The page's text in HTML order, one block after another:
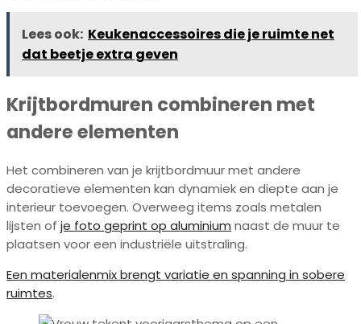
Lees ook: Keukenaccessoires die je ruimte net
dat beetje extra geven
Krijtbordmuren combineren met
andere elementen
Het combineren van je krijtbordmuur met andere
decoratieve elementen kan dynamiek en diepte aan je
interieur toevoegen. Overweeg items zoals metalen
lijsten of je foto geprint op aluminium naast de muur te
plaatsen voor een industriële uitstraling.
Een materialenmix brengt variatie en spanning in sobere
ruimtes.